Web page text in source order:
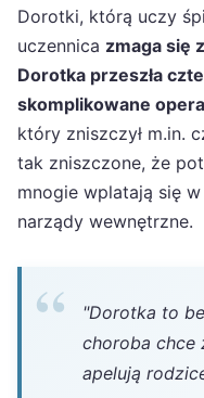
Dorotki, którą uczy
uczennica zmaga się
Dorotka przeszła
skomplikowane
który zniszczył m.in.
tak zniszczone, że
mnogie wplatają się
narządy wewnętrzne.
"Dorotka to
choroba chce
apelują